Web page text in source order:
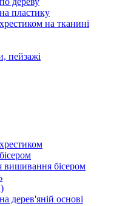
пластику
на тканині
пейзажі
вишивання бісером
дерев'яній основі